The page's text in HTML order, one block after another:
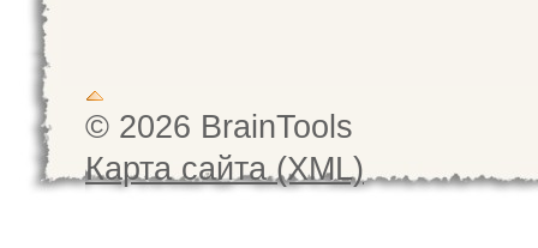
© 2026 BrainTools
Карта сайта (XML)